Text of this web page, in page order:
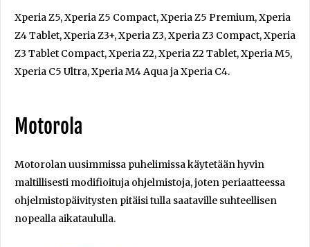
Xperia Z5, Xperia Z5 Compact, Xperia Z5 Premium, Xperia
Z4 Tablet, Xperia Z3+, Xperia Z3, Xperia Z3 Compact, Xperia
Z3 Tablet Compact, Xperia Z2, Xperia Z2 Tablet, Xperia M5,
Xperia C5 Ultra, Xperia M4 Aqua ja Xperia C4.
Motorola
Motorolan uusimmissa puhelimissa käytetään hyvin
maltillisesti modifioituja ohjelmistoja, joten periaatteessa
ohjelmistopäivitysten pitäisi tulla saataville suhteellisen
nopealla aikataululla.